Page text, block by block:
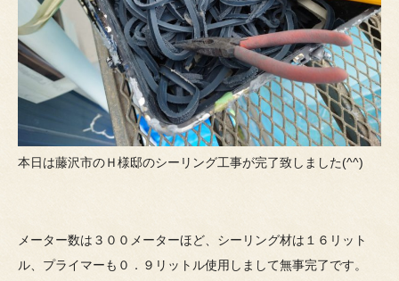
本日は藤沢市のＨ様邸のシーリング工事が完了致しました(^^)
メーター数は３００メーターほど、シーリング材は１６リット
ル、プライマーも０．９リットル使用しまして無事完了です。